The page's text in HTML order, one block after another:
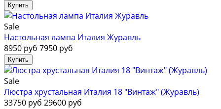
Sale
Настольная лампа Италия Журавль
8950 руб 7950 руб
Sale
Люстра хрустальная Италия 18 "Винтаж" (Журавль)
33750 руб 29600 руб